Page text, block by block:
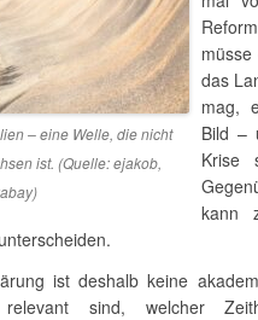
– eine Welle, die nicht
ist. (Quelle: ejakob,
das
mag,
Bild –
Krise
kann
ist deshalb keine
relevant sind, welcher